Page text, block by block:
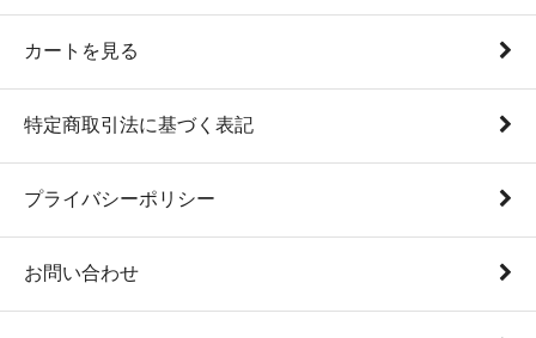
カートを見る
特定商取引法に基づく表記
プライバシーポリシー
お問い合わせ